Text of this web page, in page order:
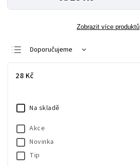
Zobrazit více produktů
Doporučujeme
Nejdražší
Abecedně
28 Kč
Na skladě
Akce
Novinka
Tip